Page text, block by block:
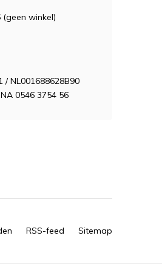
winkel)
/ NL001688628B90
0546 3754 56
RSS-feed Sitemap